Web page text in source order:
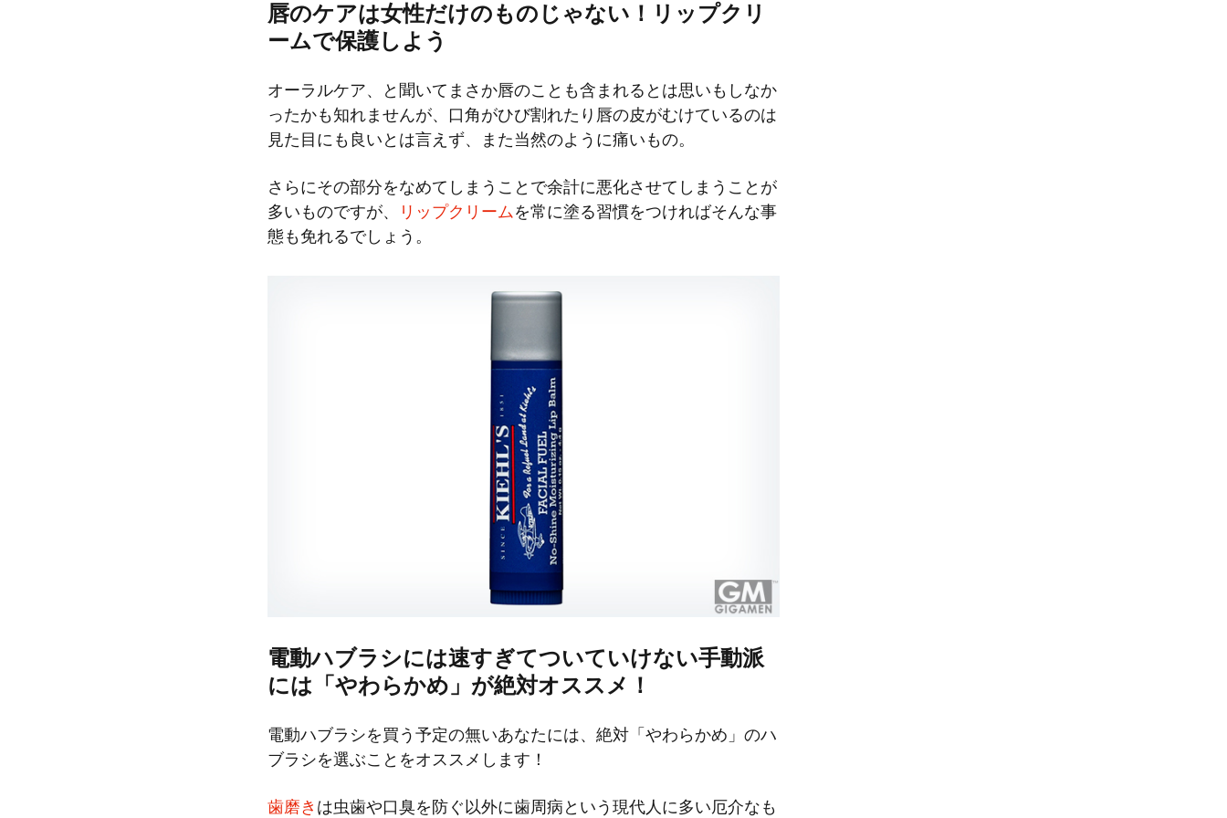
唇のケアは女性だけのものじゃない！リップクリ
ームで保護しよう
オーラルケア、と聞いてまさか唇のことも含まれるとは思いもしなか
ったかも知れませんが、口角がひび割れたり唇の皮がむけているのは
見た目にも良いとは言えず、また当然のように痛いもの。
さらにその部分をなめてしまうことで余計に悪化させてしまうことが
多いものですが、
リップクリームを常に塗る習慣をつければそんな事
態も免れるでしょう。
電動ハブラシには速すぎてついていけない手動派
には「やわらかめ」が絶対オススメ！
電動ハブラシを買う予定の無いあなたには、絶対「やわらかめ」のハ
ブラシを選ぶことをオススメします！
歯磨き は虫歯や口臭を防ぐ以外に歯周病という現代人に多い厄介なも